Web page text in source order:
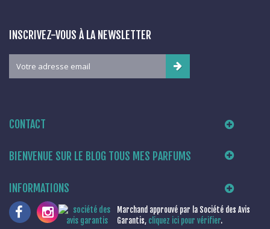
INSCRIVEZ-VOUS À LA NEWSLETTER
CONTACT
BIENVENUE SUR LE BLOG TOUS MES PARFUMS
INFORMATIONS
Marchand approuvé par la Société des Avis
Garantis, cliquez ici pour vérifier.